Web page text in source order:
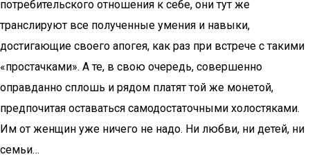
потребительского отношения к себе, они тут же
транслируют все полученные умения и навыки,
достигающие своего апогея, как раз при встрече с такими
«простачками». А те, в свою очередь, совершенно
оправданно сплошь и рядом платят той же монетой,
предпочитая оставаться самодостаточными холостяками.
Им от женщин уже ничего не надо. Ни любви, ни детей, ни
семьи…